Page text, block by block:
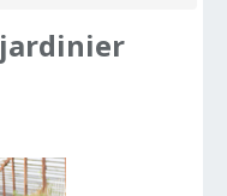
jardinier